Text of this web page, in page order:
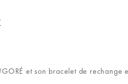
et son bracelet de rechange